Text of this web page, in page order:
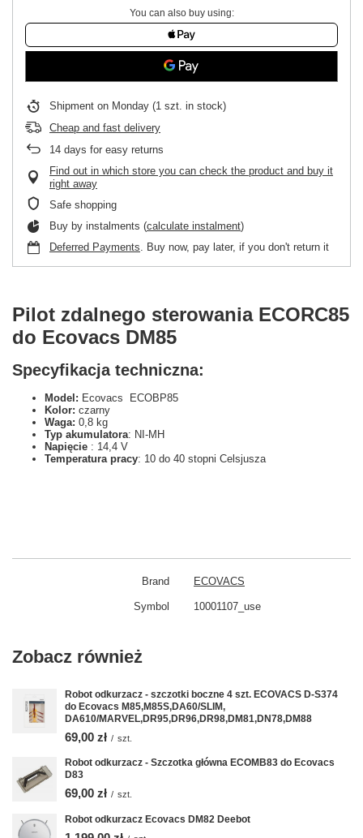
You can also buy using:
Shipment on Monday (1 szt. in stock)
Cheap and fast delivery
14 days for easy returns
Find out in which store you can check the product and buy it
right away
Safe shopping
Buy by instalments (calculate instalment)
Deferred Payments. Buy now, pay later, if you don't return it
Pilot zdalnego sterowania ECORC85
do Ecovacs DM85
Specyfikacja techniczna:
Model: Ecovacs ECOBP85
Kolor: czarny
Waga: 0,8 kg
Typ akumulatora: NI-MH
Napięcie : 14,4 V
Temperatura pracy: 10 do 40 stopni Celsjusza
Brand ECOVACS
Symbol 10001107_use
Zobacz również
Robot odkurzacz - szczotki boczne 4 szt. ECOVACS D-S374
do Ecovacs M85,M85S,DA60/SLIM,
DA610/MARVEL,DR95,DR96,DR98,DM81,DN78,DM88
69,00 zł / szt.
Robot odkurzacz - Szczotka główna ECOMB83 do Ecovacs
D83
69,00 zł / szt.
Robot odkurzacz Ecovacs DM82 Deebot